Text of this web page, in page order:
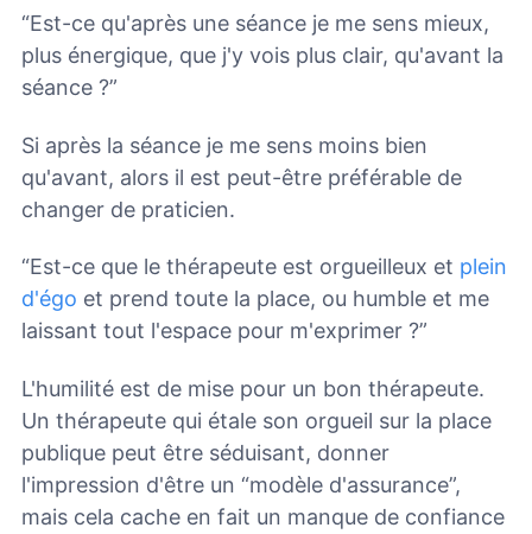
“Est-ce qu'après une séance je me sens mieux,
plus énergique, que j'y vois plus clair, qu'avant la
séance ?”
Si après la séance je me sens moins bien
qu'avant, alors il est peut-être préférable de
changer de praticien.
“Est-ce que le thérapeute est orgueilleux et plein
d'égo et prend toute la place, ou humble et me
laissant tout l'espace pour m'exprimer ?”
L'humilité est de mise pour un bon thérapeute.
Un thérapeute qui étale son orgueil sur la place
publique peut être séduisant, donner
l'impression d'être un “modèle d'assurance”,
mais cela cache en fait un manque de confiance